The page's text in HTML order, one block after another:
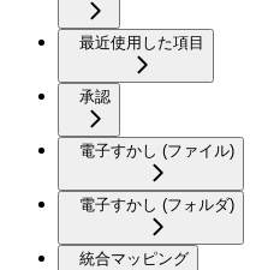
最近使用した項目
承認
電子すかし (ファイル)
電子すかし (フォルダ)
統合マッピング